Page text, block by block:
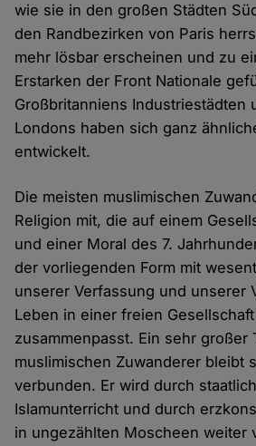
wie sie in den großen Städten
den Randbezirken von Paris
mehr lösbar erscheinen und zu
Erstarken der Front Nationale
Großbritanniens Industriestädten
Londons haben sich ganz
entwickelt.
Die meisten muslimischen
Religion mit, die auf einem
und einer Moral des 7.
der vorliegenden Form mit
unserer Verfassung und unserer
Leben in einer freien
zusammenpasst. Ein sehr großer
muslimischen Zuwanderer bleibt
verbunden. Er wird durch
Islamunterricht und durch
in ungezählten Moscheen weiter